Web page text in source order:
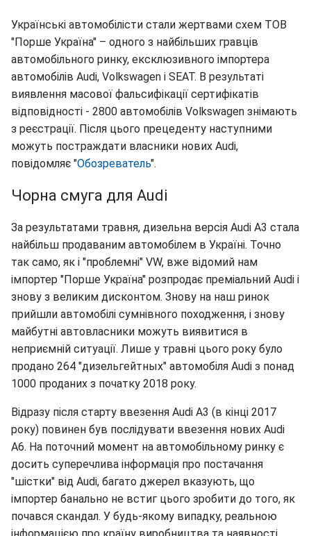
Українські автомобілісти стали жертвами схем ТОВ
"Порше Україна" – одного з найбільших гравців
автомобільного ринку, ексклюзивного імпортера
автомобілів Audi, Volkswagen і SEAT. В результаті
виявлення масової фальсифікації сертифікатів
відповідності - 2800 автомобілів Volkswagen знімають
з реєстрації. Після цього прецеденту наступними
можуть постраждати власники нових Audi,
повідомляє "Обозреватель".
Чорна смуга для Audi
За результатами травня, дизельна версія Audi A3 стала
найбільш продаваним автомобілем в Україні. Точно
так само, як і "проблемні" VW, вже відомий нам
імпортер "Порше Україна" розпродає преміальний Audi і
знову з великим дисконтом. Знову на наш ринок
прийшли автомобілі сумнівного походження, і знову
майбутні автовласники можуть виявитися в
неприємній ситуації. Лише у травні цього року було
продано 264 "дизельгейтных" автомобіля Audi з понад
1000 проданих з початку 2018 року.
Відразу після старту ввезення Audi A3 (в кінці 2017
року) повинен був послідувати ввезення нових Audi
A6. На поточний момент на автомобільному ринку є
досить суперечлива інформація про постачання
"шістки" від Audi, багато джерел вказують, що
імпортер банально не встиг цього зробити до того, як
почався скандал. У будь-якому випадку, реальною